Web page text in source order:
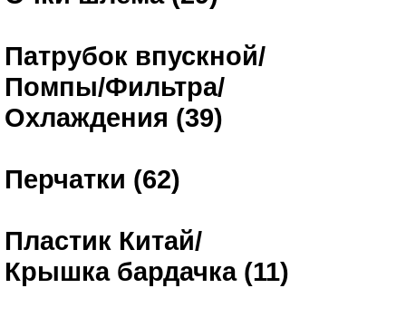
Патрубок впускной/
Помпы/Фильтра/
Охлаждения (39)
Перчатки (62)
Пластик Китай/
Крышка бардачка (11)